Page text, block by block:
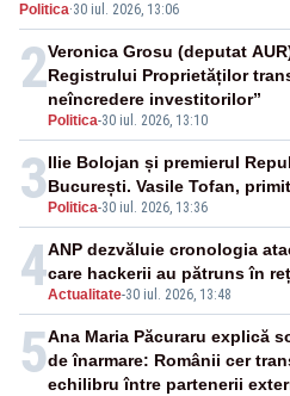
Dan
Politica·30 iul. 2026, 13:06
2
Politica-30 iul. 2026, 13:10
Veronica Grosu (deputat
Registrului Proprietăților
neîncredere investitorilor”
3 Politica-30 iul. 2026, 13:36
Ilie Bolojan și premierul
București. Vasile Tofan,
4Actualitate-30 iul. 2026, 13:48
ANP dezvăluie cronologia
care hackerii au pătruns în
5Ana Maria Păcuraru explică
de înarmare: Românii cer
echilibru între partenerii